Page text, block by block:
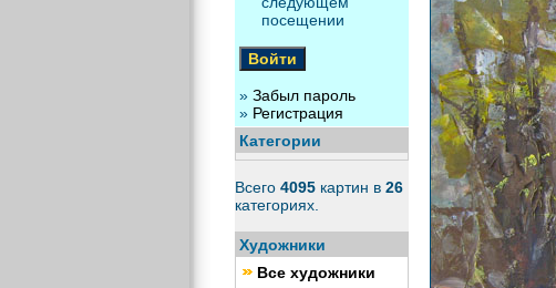
посещении
» Забыл пароль
» Регистрация
Категории
Всего 4095 картин в 26
категориях.
Художники
Все художники